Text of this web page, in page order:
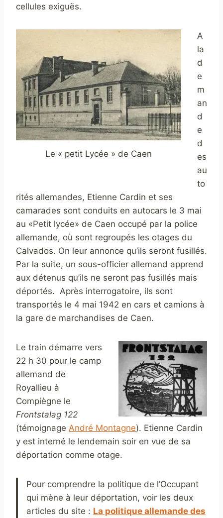
cellules exiguës.
Le « petit Lycée » de Caen
A
la
d
e
m
an
d
e
d
es
au
to
rités allemandes, Etienne Cardin et ses
camarades sont conduits en autocars le 3 mai
au «Petit lycée» de Caen occupé par la police
allemande, où sont regroupés les otages du
Calvados. On leur annonce qu’ils seront fusillés.
Par la suite, un sous-officier allemand apprend
aux détenus qu’ils ne seront pas fusillés mais
déportés. Après interrogatoire, ils sont
transportés le 4 mai 1942 en cars et camions à
la gare de marchandises de Caen.
Le train démarre vers
22 h 30 pour le camp
allemand de
Royallieu à
Compiègne le
Frontstalag 122
(témoignage André Montagne). Etienne Cardin
y est interné le lendemain soir en vue de sa
déportation comme otage.
Pour comprendre la politique de l’Occupant
qui mène à leur déportation, voir les deux
articles du site : La politique allemande des